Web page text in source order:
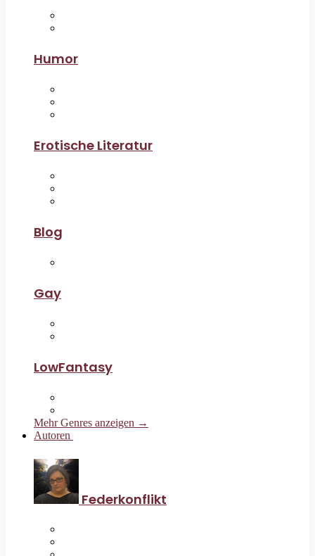
Humor
Erotische Literatur
Blog
Gay
LowFantasy
Mehr Genres anzeigen →
Autoren
Federkonflikt